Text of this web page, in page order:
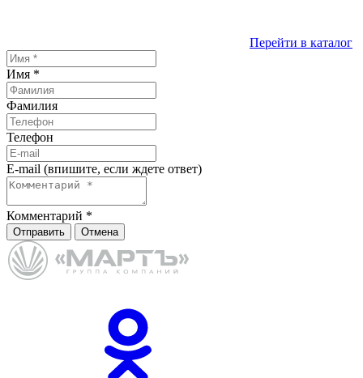
Перейти в каталог
Имя *
Фамилия
Телефон
E-mail (впишите, если ждете ответ)
Комментарий *
Отправить Отмена